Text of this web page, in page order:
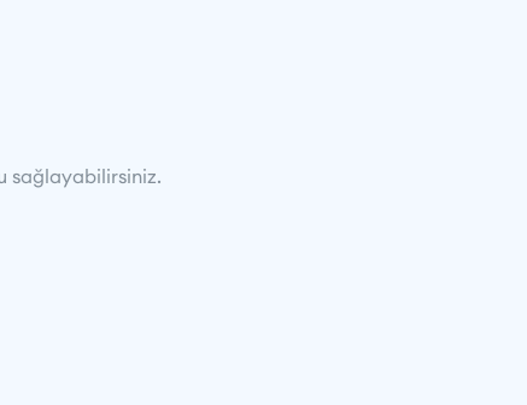
sağlayabilirsiniz.